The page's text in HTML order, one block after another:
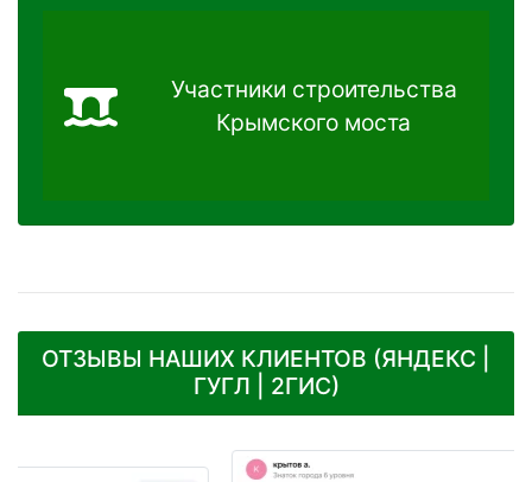
Участники строительства
Крымского моста
ОТЗЫВЫ НАШИХ КЛИЕНТОВ (ЯНДЕКС |
ГУГЛ | 2ГИС)